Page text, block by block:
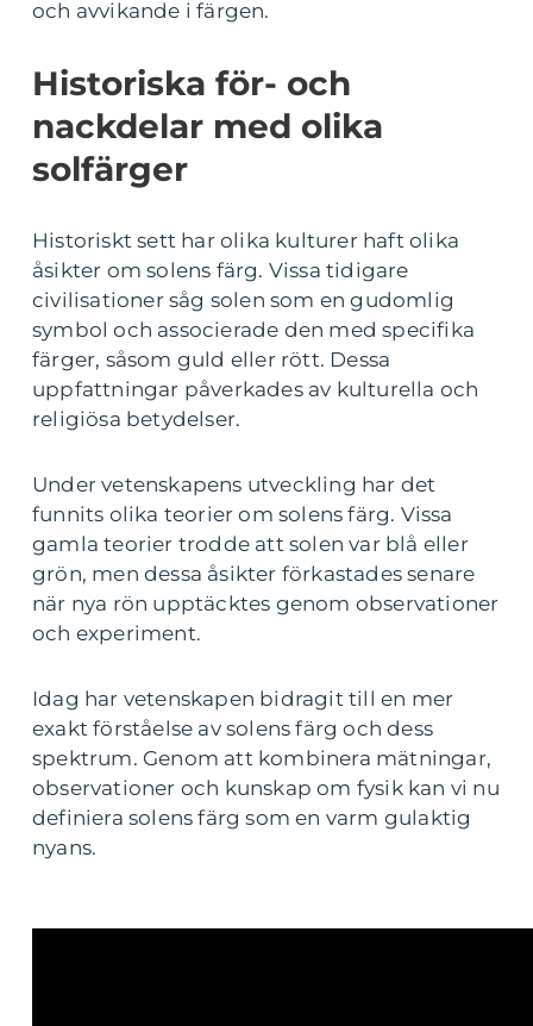
och avvikande i färgen.
Historiska för- och
nackdelar med olika
solfärger
Historiskt sett har olika kulturer haft olika
åsikter om solens färg. Vissa tidigare
civilisationer såg solen som en gudomlig
symbol och associerade den med specifika
färger, såsom guld eller rött. Dessa
uppfattningar påverkades av kulturella och
religiösa betydelser.
Under vetenskapens utveckling har det
funnits olika teorier om solens färg. Vissa
gamla teorier trodde att solen var blå eller
grön, men dessa åsikter förkastades senare
när nya rön upptäcktes genom observationer
och experiment.
Idag har vetenskapen bidragit till en mer
exakt förståelse av solens färg och dess
spektrum. Genom att kombinera mätningar,
observationer och kunskap om fysik kan vi nu
definiera solens färg som en varm gulaktig
nyans.